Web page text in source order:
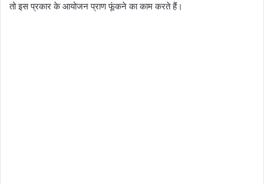
तो इस प्रकार के आयोजन प्राण फूंकने का काम करते हैं।